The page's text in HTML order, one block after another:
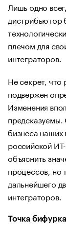
Лишь одно
дистрибьютор
плечом для
интеграторов.
Не секрет, что
подвержен
Изменения
предсказуемы.
бизнеса наших
российской
объяснить
процессов, но
дальнейшего
интеграторов.
Точка